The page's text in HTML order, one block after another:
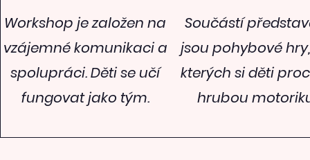
Workshop je založen na
vzájemné komunikaci a
spolupráci. Děti se učí
fungovat jako tým.
Součástí
jsou pohybové
kterých si děti
hrubou